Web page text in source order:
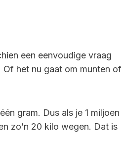
een eenvoudige vraag
het nu gaat om munten of
gram. Dus als je 1 miljoen
zo’n 20 kilo wegen. Dat is